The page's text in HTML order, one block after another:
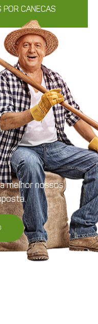
POR CANECAS
melhor nossos